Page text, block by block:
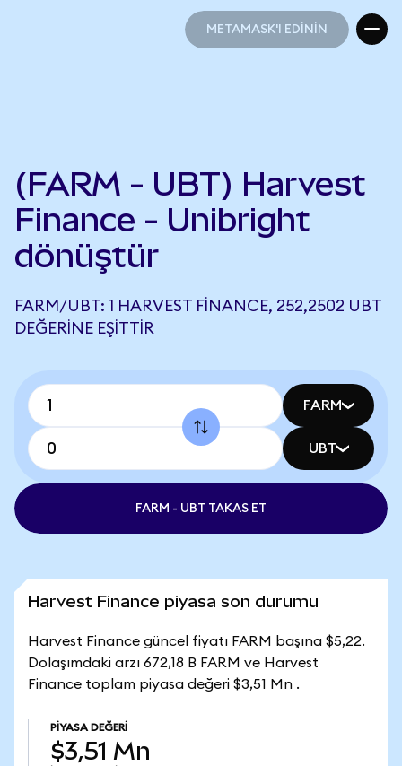
METAMASK'I EDİNİN
(FARM - UBT) Harvest
Finance - Unibright
dönüştür
FARM/UBT: 1 HARVEST FINANCE, 252,2502 UBT
DEĞERINE EŞITTIR
FARM
UBT
FARM - UBT TAKAS ET
Harvest Finance piyasa son durumu
Harvest Finance güncel fiyatı FARM başına $5,22.
Dolaşımdaki arzı 672,18 B FARM ve Harvest
Finance toplam piyasa değeri $3,51 Mn .
PIYASA DEĞERI
$3,51 Mn